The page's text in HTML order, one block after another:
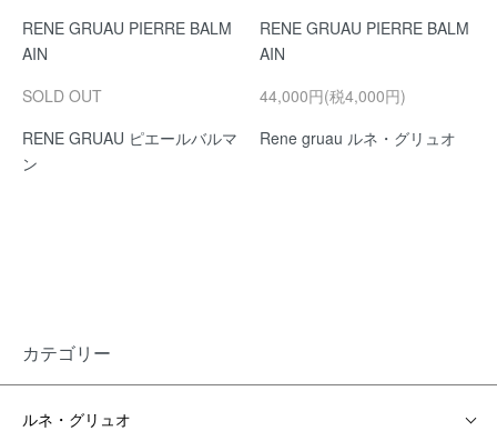
RENE GRUAU PIERRE BALM
AIN
SOLD OUT
RENE GRUAU ピエールバルマ
ン
RENE GRUAU PIERRE BALM
AIN
44,000円(税4,000円)
Rene gruau ルネ・グリュオ
カテゴリー
ルネ・グリュオ